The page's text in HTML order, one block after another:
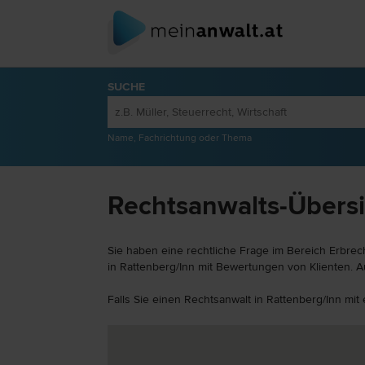
SUCHE
Name, Fachrichtung oder Thema
Rechtsanwalts-
Sie haben eine rechtliche Frage im Bereich
in Rattenberg/Inn mit Bewertungen von Klienten.
Falls Sie einen Rechtsanwalt in Rattenberg/Inn